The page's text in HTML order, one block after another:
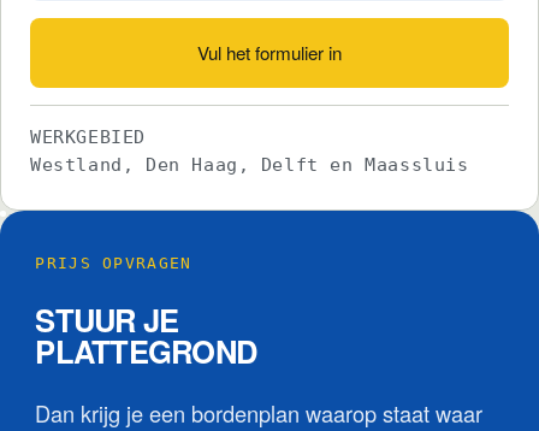
Vul het formulier in
WERKGEBIED
Westland, Den Haag, Delft en Maassluis
PRIJS OPVRAGEN
STUUR JE
PLATTEGROND
Dan krijg je een bordenplan waarop staat waar